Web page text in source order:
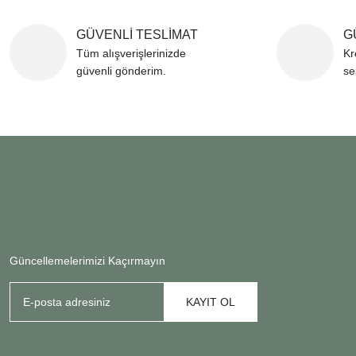
GÜVENLİ TESLİMAT
Tüm alışverişlerinizde
güvenli gönderim.
Güncellemelerimizi Kaçırmayın
KAYIT OL